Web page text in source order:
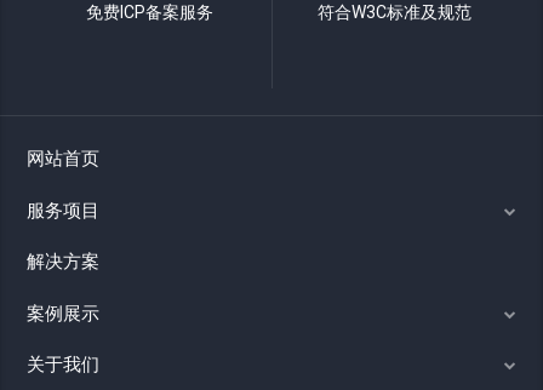
免费ICP备案服务 符合W3C标准及规范
网站首页
服务项目
解决方案
案例展示
关于我们